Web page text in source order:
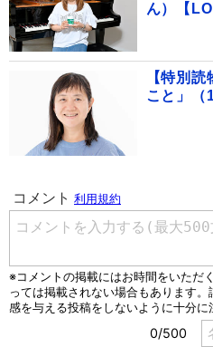
ん）【
【特別
こと」